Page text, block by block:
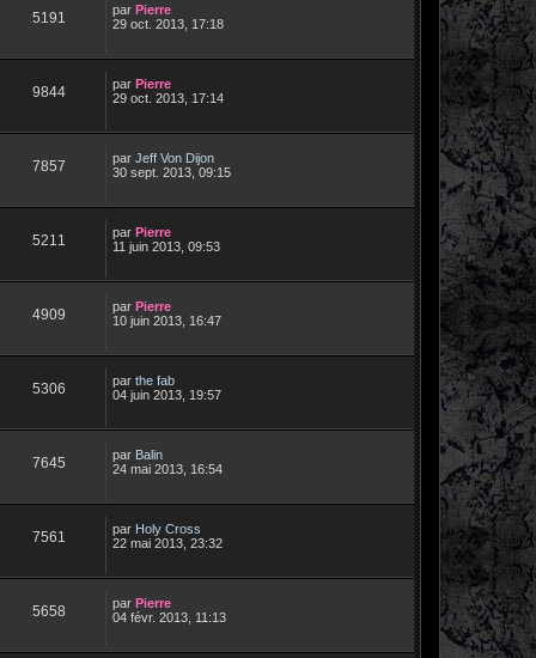
5191 par Pierre
29 oct. 2013, 17:18
9844 par Pierre
29 oct. 2013, 17:14
7857 par Jeff Von Dijon
30 sept. 2013, 09:15
5211 par Pierre
11 juin 2013, 09:53
4909 par Pierre
10 juin 2013, 16:47
5306 par the fab
04 juin 2013, 19:57
7645 par Balin
24 mai 2013, 16:54
7561 par Holy Cross
22 mai 2013, 23:32
5658 par Pierre
04 févr. 2013, 11:13